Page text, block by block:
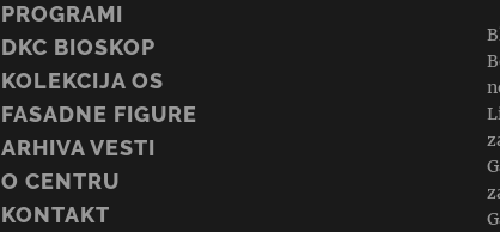
PROGRAMI
DKC BIOSKOP
KOLEKCIJA OS
FASADNE FIGURE
ARHIVA VESTI
O CENTRU
KONTAKT